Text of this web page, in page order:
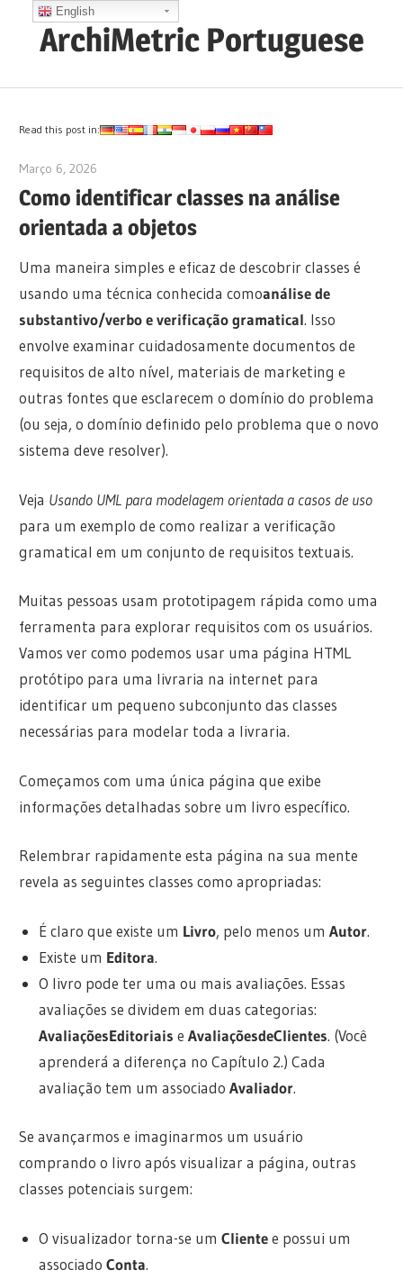
ArchiMetric Portuguese
Ops,
Agile
and
More
Read this post in:
Março 6, 2026
Como identificar classes na análise
orientada a objetos
Uma maneira simples e eficaz de descobrir classes é
usando uma técnica conhecida comoanálise de
substantivo/verbo e verificação gramatical. Isso
envolve examinar cuidadosamente documentos de
requisitos de alto nível, materiais de marketing e
outras fontes que esclarecem o domínio do problema
(ou seja, o domínio definido pelo problema que o novo
sistema deve resolver).
Veja Usando UML para modelagem orientada a casos de uso
para um exemplo de como realizar a verificação
gramatical em um conjunto de requisitos textuais.
Muitas pessoas usam prototipagem rápida como uma
ferramenta para explorar requisitos com os usuários.
Vamos ver como podemos usar uma página HTML
protótipo para uma livraria na internet para
identificar um pequeno subconjunto das classes
necessárias para modelar toda a livraria.
Começamos com uma única página que exibe
informações detalhadas sobre um livro específico.
Relembrar rapidamente esta página na sua mente
revela as seguintes classes como apropriadas:
É claro que existe um Livro, pelo menos um Autor.
Existe um Editora.
O livro pode ter uma ou mais avaliações. Essas
avaliações se dividem em duas categorias:
AvaliaçõesEditoriais e AvaliaçõesdeClientes. (Você
aprenderá a diferença no Capítulo 2.) Cada
avaliação tem um associado Avaliador.
Se avançarmos e imaginarmos um usuário
comprando o livro após visualizar a página, outras
classes potenciais surgem:
O visualizador torna-se um Clientee possui um
associado Conta.
English